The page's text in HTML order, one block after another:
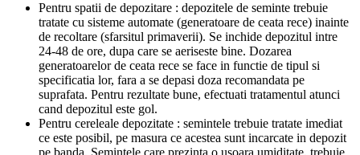
Pentru spatii de depozitare : depozitele de seminte trebuie
tratate cu sisteme automate (generatoare de ceata rece) inainte
de recoltare (sfarsitul primaverii). Se inchide depozitul intre
24-48 de ore, dupa care se aeriseste bine. Dozarea
generatoarelor de ceata rece se face in functie de tipul si
specificatia lor, fara a se depasi doza recomandata pe
suprafata. Pentru rezultate bune, efectuati tratamentul atunci
cand depozitul este gol.
Pentru cereleale depozitate : semintele trebuie tratate imediat
ce este posibil, pe masura ce acestea sunt incarcate in depozit